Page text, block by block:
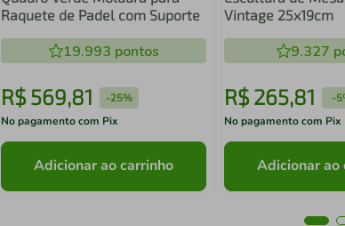
Raquete de Padel com Suporte
19.993 pontos
R$ 569,81 -25%
No pagamento com Pix
Adicionar ao carrinho
Vintage 25x19cm
9.327
R$265,81 -
No pagamento com Pix
Adicionar ao